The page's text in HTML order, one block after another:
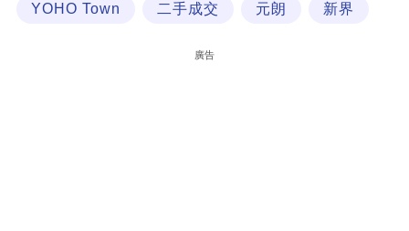
場
YOHO Town 二手成交 元朗 新界
廣告